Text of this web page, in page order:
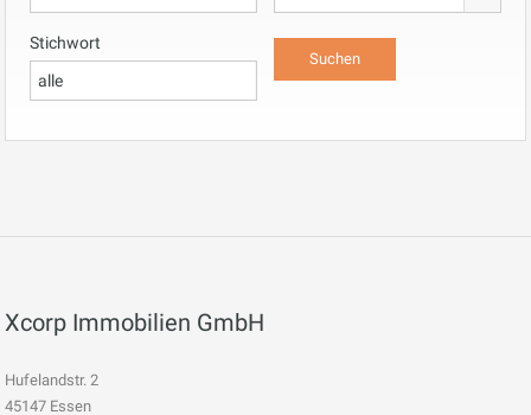
Stichwort
Xcorp Immobilien GmbH
Hufelandstr. 2
45147 Essen